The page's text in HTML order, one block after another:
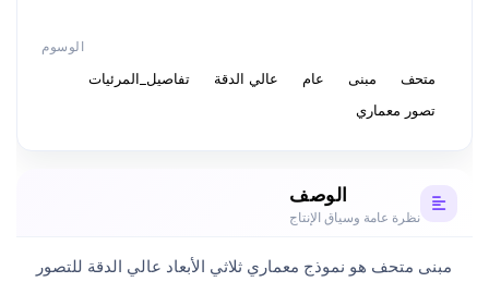
الوسوم
متحف مبنى عام عالي الدقة
تفاصيل_المرئيات
تصور معماري
الوصف
نظرة عامة وسياق الإنتاج